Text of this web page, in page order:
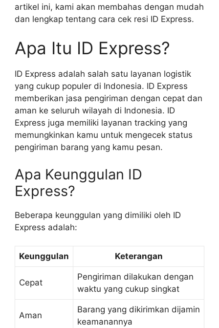
artikel ini, kami akan membahas dengan mudah
dan lengkap tentang cara cek resi ID Express.
Apa Itu ID Express?
ID Express adalah salah satu layanan logistik
yang cukup populer di Indonesia. ID Express
memberikan jasa pengiriman dengan cepat dan
aman ke seluruh wilayah di Indonesia. ID
Express juga memiliki layanan tracking yang
memungkinkan kamu untuk mengecek status
pengiriman barang yang kamu pesan.
Apa Keunggulan ID
Express?
Beberapa keunggulan yang dimiliki oleh ID
Express adalah:
Keunggulan Keterangan
Cepat
Pengiriman dilakukan dengan
waktu yang cukup singkat
Aman
Barang yang dikirimkan dijamin
keamanannya